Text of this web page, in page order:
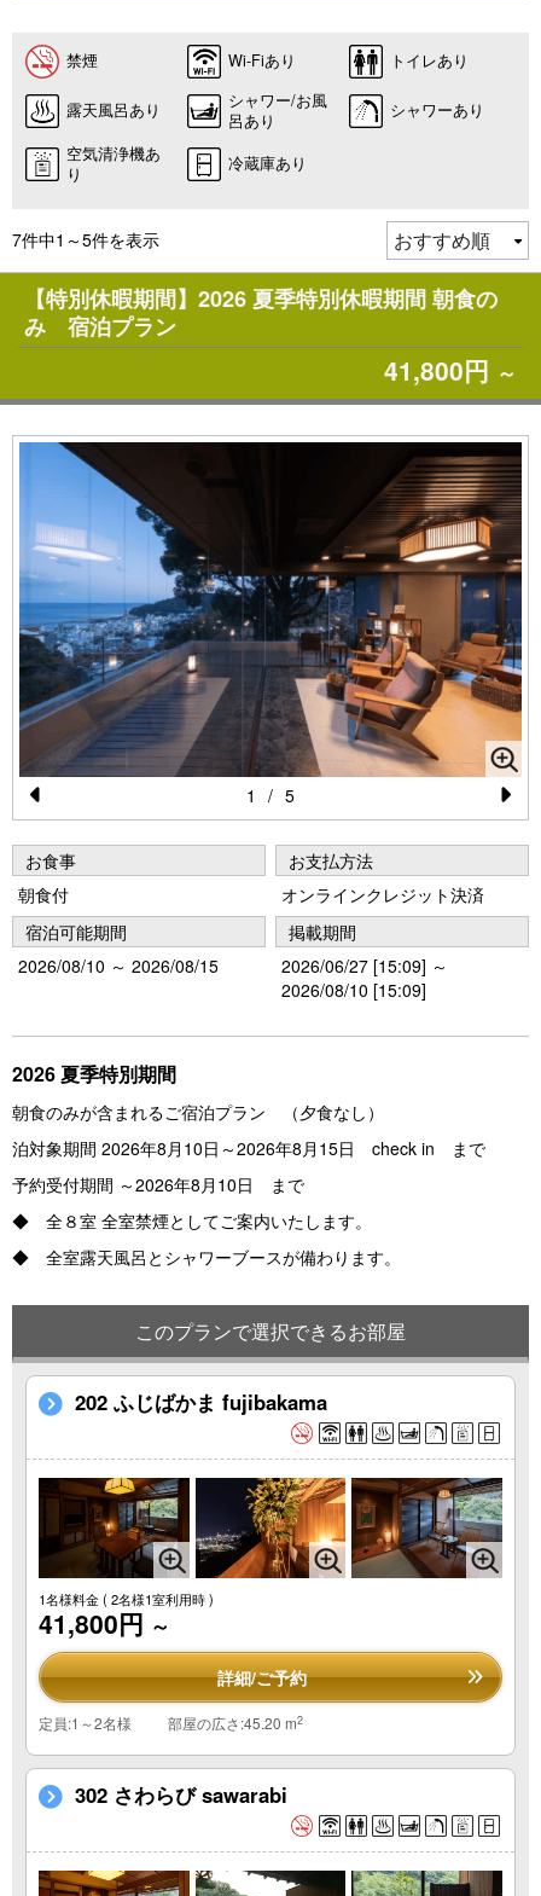
禁煙 Wi-Fiあり トイレあり
露天風呂あり
シャワー/お風
呂あり
シャワーあり
空気清浄機あ
り
冷蔵庫あり
7件中1～5件を表示
【特別休暇期間】2026 夏季特別休暇期間 朝食の
み 宿泊プラン
41,800円 ～
Pr
e
vi
o
u
N
1 / 5
お食事
朝食付
お支払方法
オンラインクレジット決済
宿泊可能期間
2026/08/10 ～ 2026/08/15
掲載期間
2026/06/27 [15:09] ～
2026/08/10 [15:09]
2026 夏季特別期間
朝食のみが含まれるご宿泊プラン （夕食なし）
泊対象期間 2026年8月10日～2026年8月15日 check in まで
予約受付期間 ～2026年8月10日 まで
◆ 全８室 全室禁煙としてご案内いたします。
◆ 全室露天風呂とシャワーブースが備わります。
このプランで選択できるお部屋
202 ふじばかま fujibakama
1名様料金( 2名様1室利用時 )
41,800円 ～
詳細/ご予約
定員:1～2名様 部屋の広さ:45.20 m2
302 さわらび sawarabi